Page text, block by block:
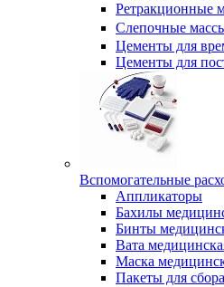
Ретракционные
Слепочные
Цементы для
Цементы для
Вспомогательные
Аппликаторы
Бахилы
Бинты
Вата
Маска
Пакеты для